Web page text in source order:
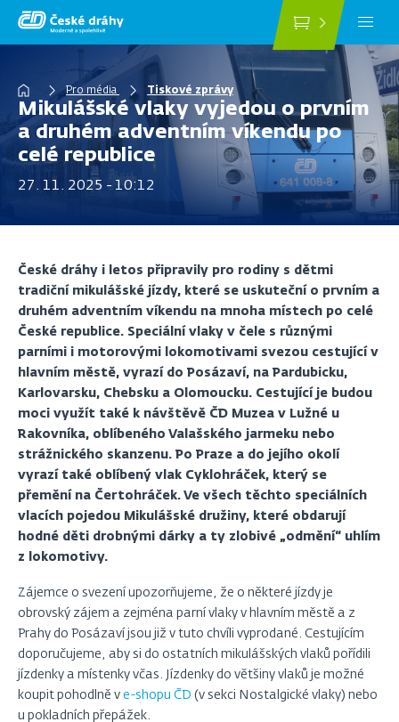
Přejít
Drobečková
navigace
Pro média Tiskové zprávy
Mikulášské vlaky vyjedou o prvním
a druhém adventním víkendu po
celé republice
27. 11. 2025 - 10:12
České dráhy i letos připravily pro rodiny s dětmi
tradiční mikulášské jízdy, které se uskuteční o prvním a
druhém adventním víkendu na mnoha místech po celé
České republice. Speciální vlaky v čele s různými
parními i motorovými lokomotivami svezou cestující v
hlavním městě, vyrazí do Posázaví, na Pardubicku,
Karlovarsku, Chebsku a Olomoucku. Cestující je budou
moci využít také k návštěvě ČD Muzea v Lužné u
Rakovníka, oblíbeného Valašského jarmeku nebo
strážnického skanzenu. Po Praze a do jejího okolí
vyrazí také oblíbený vlak Cyklohráček, který se
přemění na Čertohráček. Ve všech těchto speciálních
vlacích pojedou Mikulášské družiny, které obdarují
hodné děti drobnými dárky a ty zlobivé „odmění“ uhlím
z lokomotivy.
Zájemce o svezení upozorňujeme, že o některé jízdy je
obrovský zájem a zejména parní vlaky v hlavním městě a z
Prahy do Posázaví jsou již v tuto chvíli vyprodané. Cestujícím
doporučujeme, aby si do ostatních mikulášských vlaků pořídili
jízdenky a místenky včas. Jízdenky do většiny vlaků je možné
koupit pohodlně v e-shopu ČD (v sekci Nostalgické vlaky) nebo
u pokladních přepážek.